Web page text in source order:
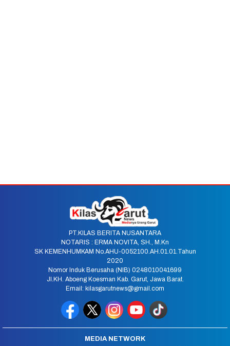
PT.KILAS BERITA NUSANTARA
NOTARIS : ERMA NOVITA, SH., M.Kn
SK KEMENHUMKAM No.AHU-0052100.AH.01.01.Tahun
2020
Nomor Induk Berusaha (NIB) 0248010041699
Jl.KH. Aboeng Koesman Kab. Garut, Jawa Barat.
Email: kilasgarutnews@gmail.com
MEDIA NETWORK